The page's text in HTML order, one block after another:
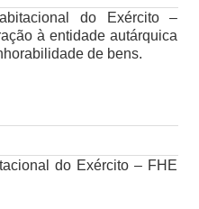
do Exército –
à entidade autárquica
de bens.
do Exército – FHE